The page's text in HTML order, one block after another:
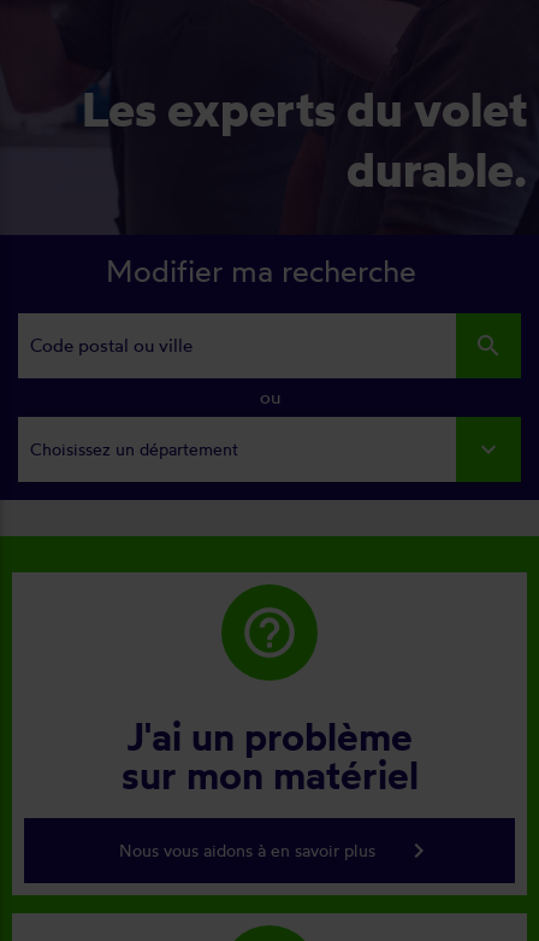
Les experts du volet
durable.
Modifier ma recherche
search
ou
Choisissez un département
help_outline
J'ai un problème
sur mon matériel
Nous vous aidons à en savoir plus keyboard_arrow_right